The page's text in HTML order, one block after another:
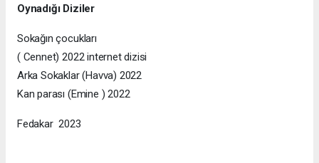
Oynadığı Diziler
Sokağın çocukları
( Cennet) 2022 internet dizisi
Arka Sokaklar (Havva) 2022
Kan parası (Emine ) 2022
Fedakar 2023